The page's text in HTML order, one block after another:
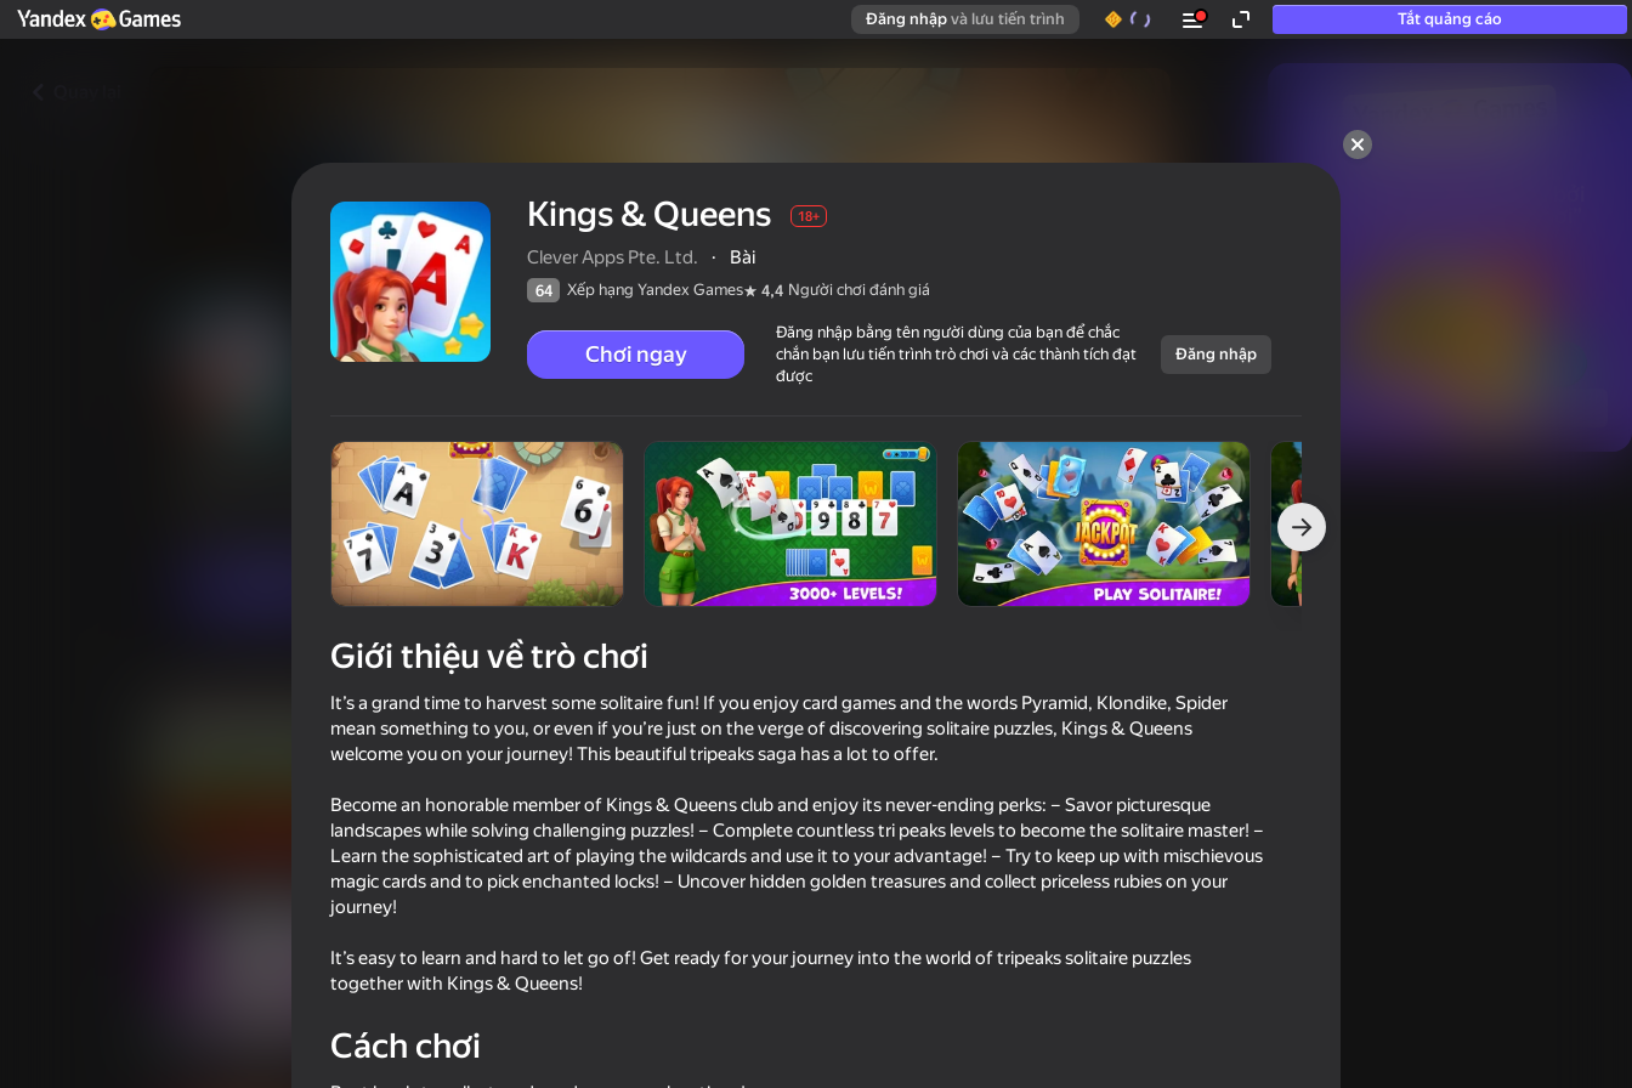
Đăng nhập và lưu tiến trình Tắt quảng cáo
Được yêu thích ngay cả bởi
Kings & Queens
Xếp hạng Yandex Games 4,4 Người chơi đánh giá 18+
Clever Apps Pte. Ltd.
Spider Solitaire for Seniors
71
Mahjong Connect
76 18+
Poker Online
67 18+
Hearts HD
Spot 5 Differences Social
Kings & Queens 18+
Clever Apps Pte. Ltd. · Bài
64 Xếp hạng Yandex Games 4,4 Người chơi đánh giá
Chơi ngay
Đăng nhập bằng tên người dùng của bạn để chắc
chắn bạn lưu tiến trình trò chơi và các thành tích đạt
được
Đăng nhập
Giới thiệu về trò chơi
It’s a grand time to harvest some solitaire fun! If you enjoy card games and the words Pyramid, Klondike, Spider
mean something to you, or even if you’re just on the verge of discovering solitaire puzzles, Kings & Queens
welcome you on your journey! This beautiful tripeaks saga has a lot to offer.
Become an honorable member of Kings & Queens club and enjoy its never-ending perks: – Savor picturesque
landscapes while solving challenging puzzles! – Complete countless tri peaks levels to become the solitaire master! –
Learn the sophisticated art of playing the wildcards and use it to your advantage! – Try to keep up with mischievous
magic cards and to pick enchanted locks! – Uncover hidden golden treasures and collect priceless rubies on your
journey!
It’s easy to learn and hard to let go of! Get ready for your journey into the world of tripeaks solitaire puzzles
together with Kings & Queens!
Cách chơi